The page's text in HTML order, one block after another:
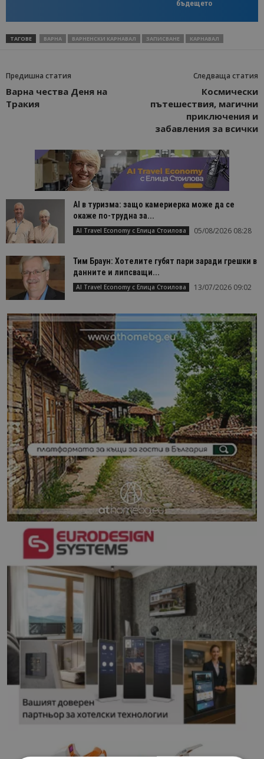
бъдещето
ТАГОВЕ ВАРНА ВАРНЕНСКИ КАРНАВАЛ ЗАПИСВАНЕ КАРНАВАЛ
Предишна статия
Варна чества Деня на
Тракия
Следваща статия
Космически
пътешествия, магични
приключения и
забавления за всички
AI в туризма: защо камериерка може да се
окаже по-трудна за...
AI Travel Economy с Елица Стоилова 05/08/2026 08:28
Тим Браун: Хотелите губят пари заради грешки в
данните и липсващи...
AI Travel Economy с Елица Стоилова 13/07/2026 09:02